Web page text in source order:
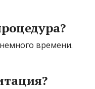
времени.